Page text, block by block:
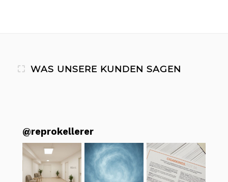
WAS UNSERE KUNDEN SAGEN
@reprokellerer